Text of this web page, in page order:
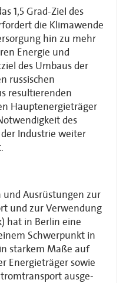
1,5 Grad-Ziel des
die Klimawende
hin zu mehr
Energie und
des Umbaus der
russischen
resultierenden
Hauptenergieträger
des
Industrie weiter
und Ausrüstungen zur
und zur Verwendung
hat in Berlin eine
Schwerpunkt in
starkem Maße auf
Energieträger sowie
ausge­